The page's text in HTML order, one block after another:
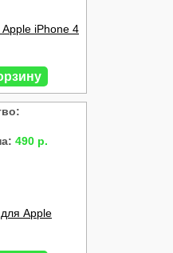
iPhone 4
490 р.
Apple